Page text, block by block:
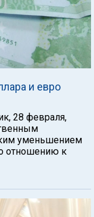
и евро
28 февраля,
уменьшением
отношению к